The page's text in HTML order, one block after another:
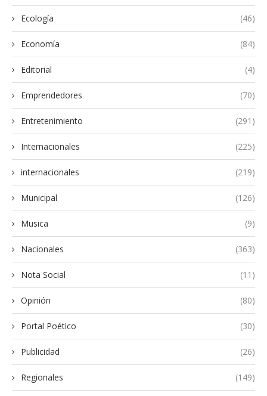
Ecología (46)
Economía (84)
Editorial (4)
Emprendedores (70)
Entretenimiento (291)
Internacionales (225)
internacionales (219)
Municipal (126)
Musica (9)
Nacionales (363)
Nota Social (11)
Opinión (80)
Portal Poético (30)
Publicidad (26)
Regionales (149)